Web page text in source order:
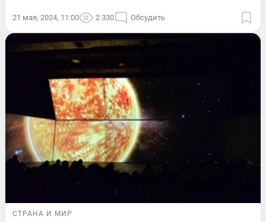
21 мая, 2024, 11:00 2 330 Обсудить
СТРАНА И МИР